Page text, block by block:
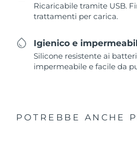
Ricaricabile tramite USB.
trattamenti per carica.
Igienico e
Silicone resistente ai
impermeabile e facile da
POTREBBE ANCHE